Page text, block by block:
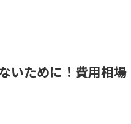
いために！費用相